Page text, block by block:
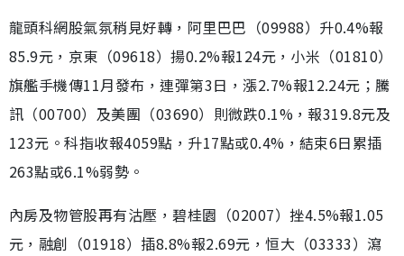
龍頭科網股氣氛稍見好轉，阿里巴巴（09988）升0.4%報
85.9元，京東（09618）揚0.2%報124元，小米（01810）
旗艦手機傳11月發布，連彈第3日，漲2.7%報12.24元；騰
訊（00700）及美團（03690）則微跌0.1%，報319.8元及
123元。科指收報4059點，升17點或0.4%，結束6日累插
263點或6.1%弱勢。
內房及物管股再有沽壓，碧桂園（02007）挫4.5%報1.05
元，融創（01918）插8.8%報2.69元，恒大（03333）瀉